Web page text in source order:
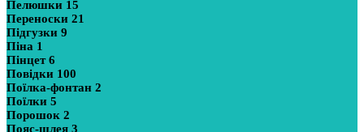
Пелюшки 15
Переноски 21
Підгузки 9
Піна 1
Пінцет6
Повідки 100
Поїлка-фонтан 2
Поїлки 5
Порошок 2
Пояс-шлея 3